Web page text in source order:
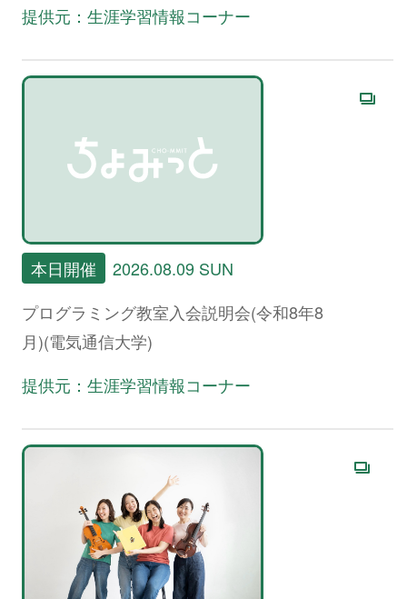
提供元：生涯学習情報コーナー
本日開催
2026.08.09 SUN
プログラミング教室入会説明会(令和8年8
月)(電気通信大学)
提供元：生涯学習情報コーナー